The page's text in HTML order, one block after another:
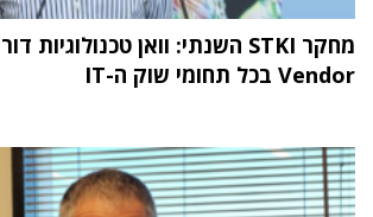
Vendor בכל תחומי שוק ה-IT